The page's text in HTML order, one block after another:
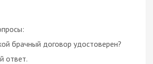
брачный договор удостоверен?
ответ.